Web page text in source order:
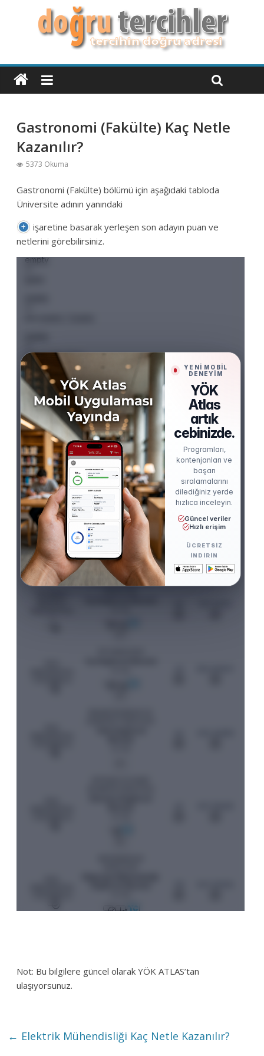
Gastronomi (Fakülte) Kaç Netle
Kazanılır?
5373 Okuma
Gastronomi (Fakülte) bölümü için aşağıdaki tabloda
Üniversite adının yanındaki
işaretine basarak yerleşen son adayın puan ve
netlerini görebilirsiniz.
Not: Bu bilgilere güncel olarak YÖK ATLAS’tan
ulaşıyorsunuz.
← Elektrik Mühendisliği Kaç Netle Kazanılır?